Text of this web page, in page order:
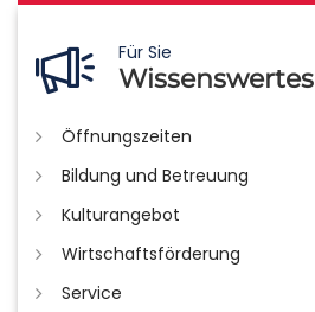
Für Sie
Wissenswertes
Öffnungszeiten
Bildung und Betreuung
Kulturangebot
Wirtschaftsförderung
Service